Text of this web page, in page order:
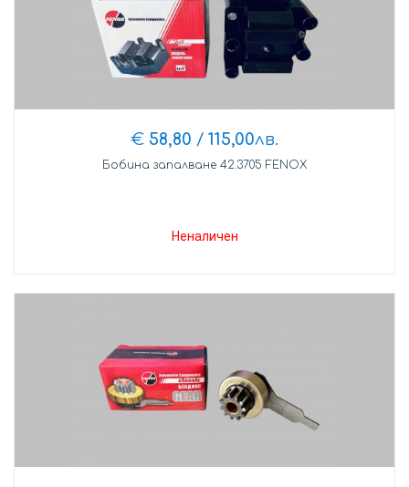
€ 58,80 / 115,00лв.
Бобина запалване 42.3705 FENOX
Неналичен